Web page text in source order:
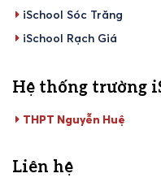
iSchool Sóc Trăng
iSchool Rạch Giá
Hệ thống trường
THPT Nguyễn Huệ
Liên hệ